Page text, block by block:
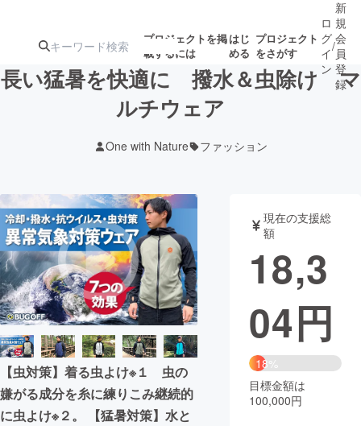
プロジェクトを掲
載するには
はじ
める
プロジェクト
をさがす
ターン
ジェクト
ロジェクト
アート・写真 音楽
テクノロジー・ガジェット ゲーム・
映像・映画 書籍・雑誌
ビジネス・起業 チャレンジ
まちづくり・地域活性化
ロ
グ
イ
ン
/
新
規
会
員
登
録
長い猛暑を快適に 撥水＆虫除け マ
ルチウェア
One with Nature ファッション
【虫対策】着る虫よけ※１ 虫の
嫌がる成分を糸に練りこみ継続的
に虫よけ※２。 【猛暑対策】水と
現在の支援総
額
18,3
04円
18%
目標金額は
100,000円